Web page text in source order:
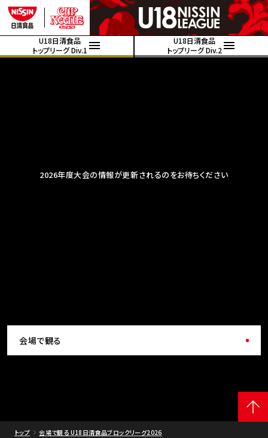
U18日清食品
トップリーグ Div.1
U18日清食品
トップリーグ Div.2
2026年度大会の情報が更新されるのをお待ちください
会場で観る
トップ 会場で観る U18日清食品ブロックリーグ2026